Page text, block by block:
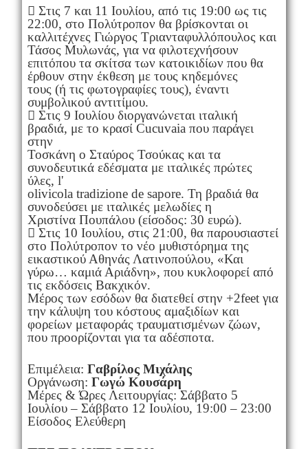
 Στις 7 και 11 Ιουλίου, από τις 19:00 ως τις
22:00, στο Πολύτροπον θα βρίσκονται οι
καλλιτέχνες Γιώργος Τριανταφυλλόπουλος και
Τάσος Μυλωνάς, για να φιλοτεχνήσουν
επιτόπου τα σκίτσα των κατοικιδίων που θα
έρθουν στην έκθεση με τους κηδεμόνες
τους (ή τις φωτογραφίες τους), έναντι
συμβολικού αντιτίμου.
 Στις 9 Ιουλίου διοργανώνεται ιταλική
βραδιά, με το κρασί Cucuvaia που παράγει
στην
Τοσκάνη ο Σταύρος Τσούκας και τα
συνοδευτικά εδέσματα με ιταλικές πρώτες
ύλες, l'
olivicola tradizione de sapore. Τη βραδιά θα
συνοδεύσει με ιταλικές μελωδίες η
Χριστίνα Πουπάλου (είσοδος: 30 ευρώ).
 Στις 10 Ιουλίου, στις 21:00, θα παρουσιαστεί
στο Πολύτροπον το νέο μυθιστόρημα της
εικαστικού Αθηνάς Λατινοπούλου, «Και
γύρω… καμιά Αριάδνη», που κυκλοφορεί από
τις εκδόσεις Βακχικόν.
Μέρος των εσόδων θα διατεθεί στην +2feet για
την κάλυψη του κόστους αμαξιδίων και
φορείων μεταφοράς τραυματισμένων ζώων,
που προορίζονται για τα αδέσποτα.
Επιμέλεια: Γαβρίλος Μιχάλης
Οργάνωση: Γωγώ Κουσάρη
Μέρες & Ώρες Λειτουργίας: Σάββατο 5
Ιουλίου – Σάββατο 12 Ιουλίου, 19:00 – 23:00
Είσοδος Ελεύθερη